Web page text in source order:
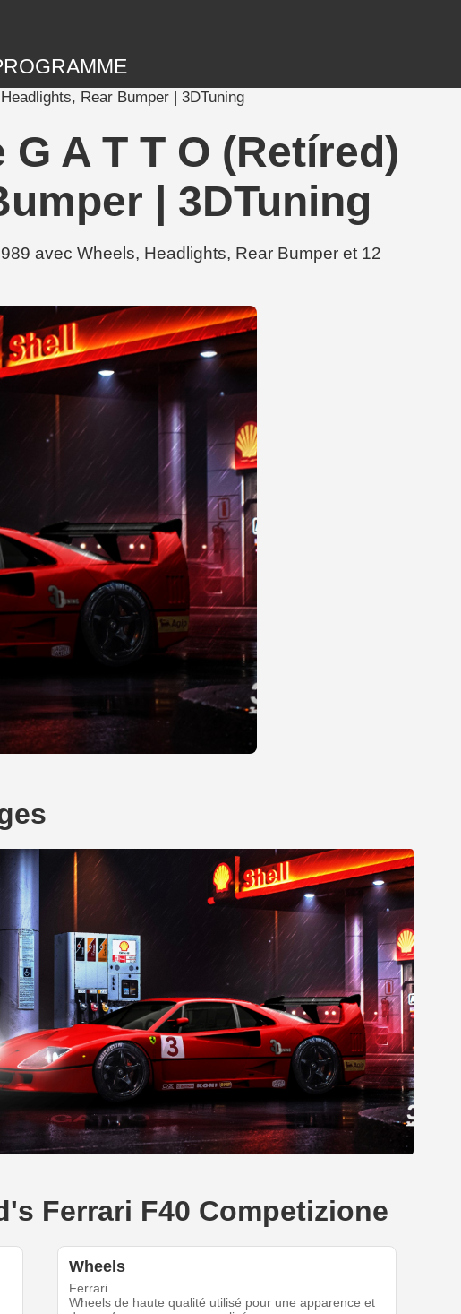
Rear Bumper | 3DTuning
A T T O (Retíred)
| 3DTuning
avec Wheels, Headlights, Rear Bumper et 12
Ferrari F40 Competizione
Wheels
Ferrari
Wheels de haute qualité utilisé pour une apparence et